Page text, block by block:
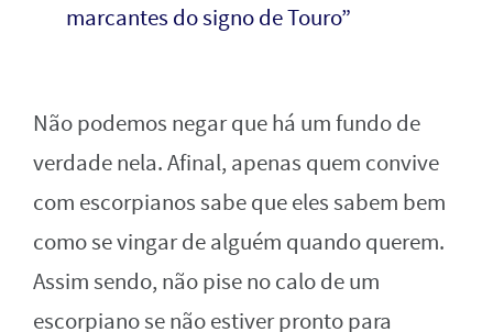
marcantes do signo de Touro”
Não podemos negar que há um fundo de
verdade nela. Afinal, apenas quem convive
com escorpianos sabe que eles sabem bem
como se vingar de alguém quando querem.
Assim sendo, não pise no calo de um
escorpiano se não estiver pronto para